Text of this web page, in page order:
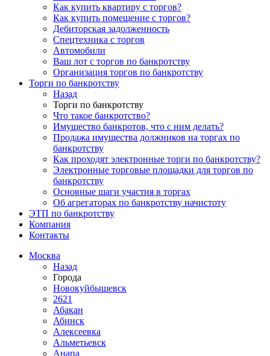
Как купить квартиру с торгов?
Как купить помещение с торгов?
Дебиторская задолженность
Спецтехника с торгов
Автомобили
Ваш лот с торгов по банкротству
Организация торгов по банкротству
Торги по банкротству
Назад
Торги по банкротству
Что такое банкротство?
Имущество банкротов, что с ним делать?
Продажа имущества должников на торгах по
банкротству
Как проходят электронные торги по банкротству?
Электронные торговые площадки для торгов по
банкротству
Основные шаги участия в торгах
Об агрегаторах по банкротству начистоту
ЭТП по банкротству
Компания
Контакты
Москва
Назад
Города
Новокуйбышевск
2621
Абакан
Абинск
Алексеевка
Альметьевск
Анапа